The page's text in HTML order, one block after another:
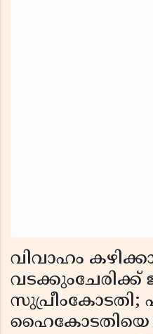
വിവാഹം
വടക്കുംചേരിക്ക്
സുപ്രീംകോടതി;
ഹൈകോടതിയെ